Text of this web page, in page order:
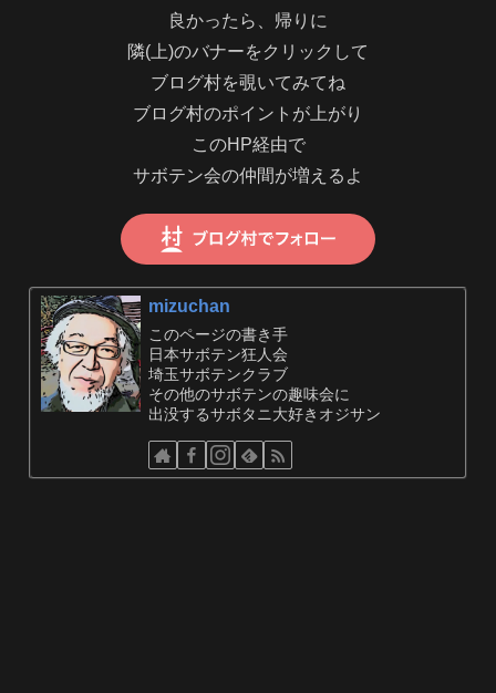
良かったら、帰りに
隣(上)のバナーをクリックして
ブログ村を覗いてみてね
ブログ村のポイントが上がり
このHP経由で
サボテン会の仲間が増えるよ
mizuchan
このページの書き手
日本サボテン狂人会
埼玉サボテンクラブ
その他のサボテンの趣味会に
出没するサボタニ大好きオジサン